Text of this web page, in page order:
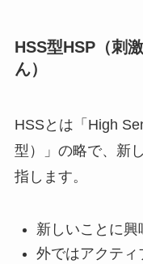
HSS型HSP（刺
ん）
HSSとは「High
型）」の略で、新
指します。
新しいことに
外ではアクティ